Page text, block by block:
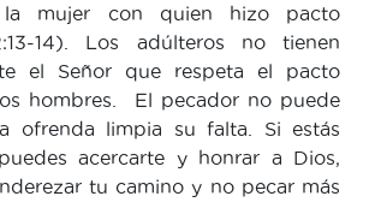
la mujer con quien hizo pacto
14). Los adúlteros no tienen
el Señor que respeta el pacto
hombres. El pecador no puede
ofrenda limpia su falta. Si estás
acercarte y honrar a Dios,
tu camino y no pecar más